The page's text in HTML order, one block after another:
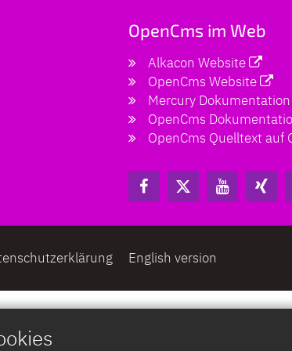
OpenCms im Web
Alkacon Website
OpenCms Website
Mercury Dokumentation
OpenCms
OpenCms Quelltext auf
English version